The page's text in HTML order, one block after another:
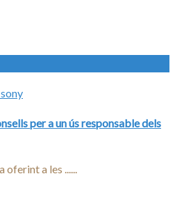
per a un ús responsable dels
a les ......